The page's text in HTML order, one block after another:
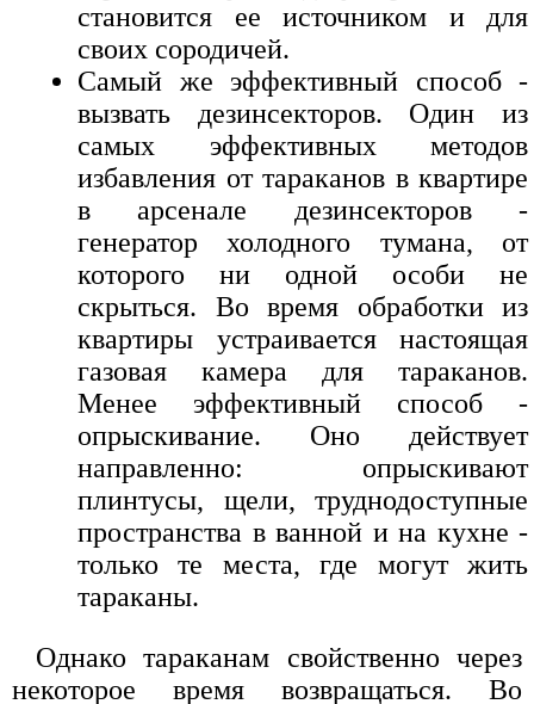
становится ее источником и для
своих сородичей.
Самый же эффективный способ -
вызвать дезинсекторов. Один из
самых эффективных методов
избавления от тараканов в квартире
в арсенале дезинсекторов -
генератор холодного тумана, от
которого ни одной особи не
скрыться. Во время обработки из
квартиры устраивается настоящая
газовая камера для тараканов.
Менее эффективный способ -
опрыскивание. Оно действует
направленно: опрыскивают
плинтусы, щели, труднодоступные
пространства в ванной и на кухне -
только те места, где могут жить
тараканы.
Однако тараканам свойственно через
некоторое время возвращаться. Во